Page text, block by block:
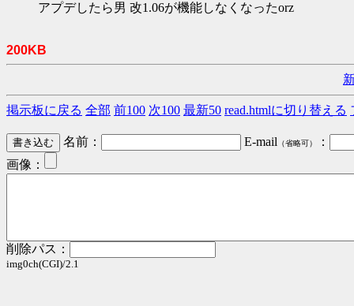
アプデしたら男 改1.06が機能しなくなったorz
200KB
掲示板に戻る 全部 前100 次100 最新50 read.htmlに切り替える
名前： E-mail （省略可）
：
画像：
削除パス：
img0ch(CGI)/2.1